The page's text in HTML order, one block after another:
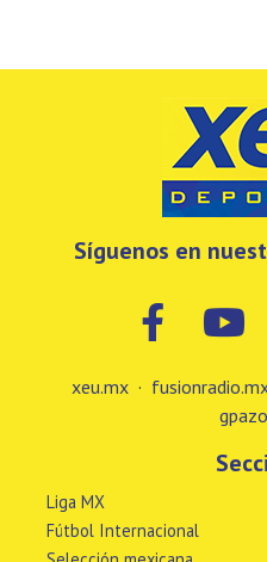
Síguenos en
xeu.mx ·
Liga MX
Fútbol Internacional